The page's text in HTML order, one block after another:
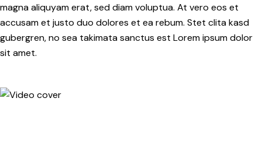
magna aliquyam erat, sed diam voluptua. At vero eos et
accusam et justo duo dolores et ea rebum. Stet clita kasd
gubergren, no sea takimata sanctus est Lorem ipsum dolor
sit amet.